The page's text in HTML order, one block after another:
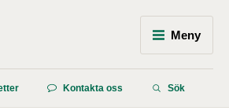
Meny
Kontakta oss Sök